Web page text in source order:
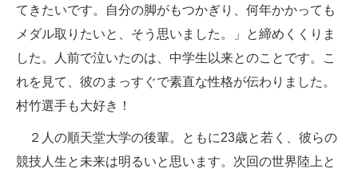
てきたいです。自分の脚がもつかぎり、何年かかっても
メダル取りたいと、そう思いました。」と締めくくりま
した。人前で泣いたのは、中学生以来とのことです。こ
れを見て、彼のまっすぐで素直な性格が伝わりました。
村竹選手も大好き！
２人の順天堂大学の後輩。ともに23歳と若く、彼らの
競技人生と未来は明るいと思います。次回の世界陸上と